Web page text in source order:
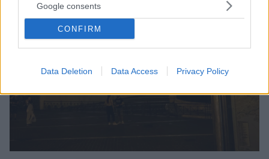
Google consents
CONFIRM
Data Deletion Data Access Privacy Policy